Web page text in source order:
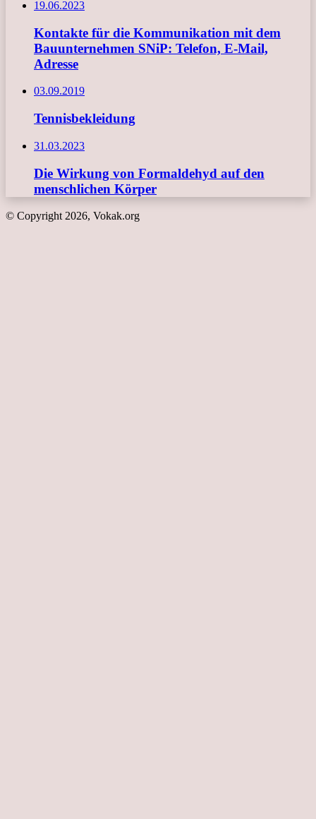
19.06.2023
Kontakte für die Kommunikation mit dem
Bauunternehmen SNiP: Telefon, E-Mail,
Adresse
03.09.2019
Tennisbekleidung
31.03.2023
Die Wirkung von Formaldehyd auf den
menschlichen Körper
© Copyright 2026, Vokak.org